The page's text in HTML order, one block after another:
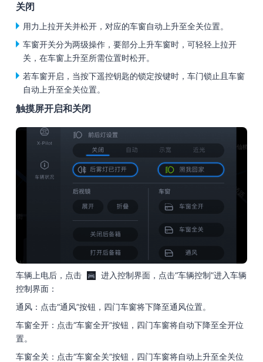
关闭
用力上拉开关并松开，对应的车窗自动上升至全关位置。
车窗开关分为两级操作，要部分上升车窗时，可轻轻上拉开
关，在车窗上升至所需位置时松开。
若车窗开启，当按下遥控钥匙的锁定按键时，车门锁止且车窗
自动上升至全关位置。
触摸屏开启和关闭
车辆上电后，点击
进入控制界面，点击“车辆控制”进入车辆
控制界面：
通风： 点击“通风”按钮，四门车窗将下降至通风位置。
车窗全开： 点击“车窗全开”按钮，四门车窗将自动下降至全开位
置。
车窗全关： 点击“车窗全关”按钮，四门车窗将自动上升至全关位